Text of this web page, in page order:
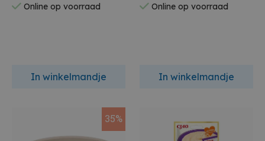
Online op voorraad
In winkelmandje
Online op voorraad
In winkelmandje
35%